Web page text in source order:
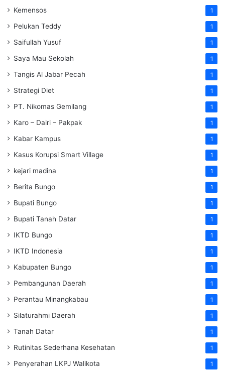
Kemensos 1
Pelukan Teddy 1
Saifullah Yusuf 1
Saya Mau Sekolah 1
Tangis Al Jabar Pecah 1
Strategi Diet 1
PT. Nikomas Gemilang 1
Karo – Dairi – Pakpak 1
Kabar Kampus 1
Kasus Korupsi Smart Village 1
kejari madina 1
Berita Bungo 1
Bupati Bungo 1
Bupati Tanah Datar 1
IKTD Bungo 1
IKTD Indonesia 1
Kabupaten Bungo 1
Pembangunan Daerah 1
Perantau Minangkabau 1
Silaturahmi Daerah 1
Tanah Datar 1
Rutinitas Sederhana Kesehatan 1
Penyerahan LKPJ Walikota 1